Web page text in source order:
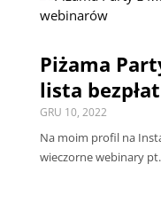
Piżama
lista
GRU 10, 2022
Na moim profil na
wieczorne webinary